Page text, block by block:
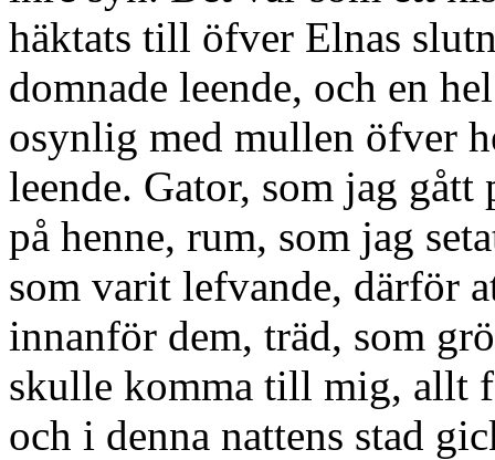
häktats till öfver Elnas
domnade leende, och en
osynlig med mullen öfver
leende. Gator, som jag gått
på henne, rum, som jag
som varit lefvande, därför
innanför dem, träd, som
skulle komma till mig, allt
och i denna nattens stad